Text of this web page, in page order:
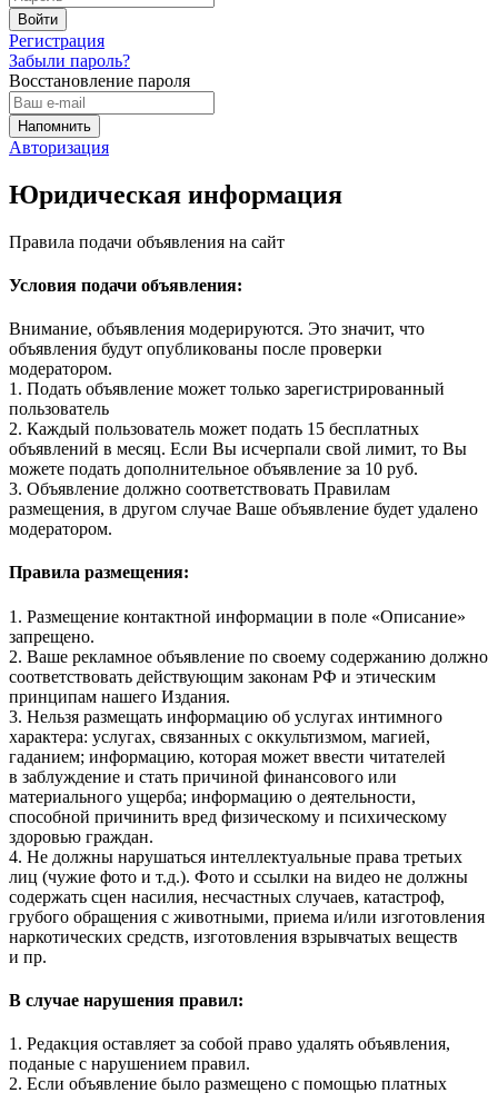
Регистрация
Забыли пароль?
Восстановление пароля
Авторизация
Юридическая информация
Правила подачи объявления на сайт
Условия подачи объявления:
Внимание, объявления модерируются. Это значит, что
объявления будут опубликованы после проверки
модератором.
1. Подать объявление может только зарегистрированный
пользователь
2. Каждый пользователь может подать 15 бесплатных
объявлений в месяц. Если Вы исчерпали свой лимит, то Вы
можете подать дополнительное объявление за 10 руб.
3. Объявление должно соответствовать Правилам
размещения, в другом случае Ваше объявление будет удалено
модератором.
Правила размещения:
1. Размещение контактной информации в поле «Описание»
запрещено.
2. Ваше рекламное объявление по своему содержанию должно
соответствовать действующим законам РФ и этическим
принципам нашего Издания.
3. Нельзя размещать информацию об услугах интимного
характера: услугах, связанных с оккультизмом, магией,
гаданием; информацию, которая может ввести читателей
в заблуждение и стать причиной финансового или
материального ущерба; информацию о деятельности,
способной причинить вред физическому и психическому
здоровью граждан.
4. Не должны нарушаться интеллектуальные права третьих
лиц (чужие фото и т.д.). Фото и ссылки на видео не должны
содержать сцен насилия, несчастных случаев, катастроф,
грубого обращения с животными, приема и/или изготовления
наркотических средств, изготовления взрывчатых веществ
и пр.
В случае нарушения правил:
1. Редакция оставляет за собой право удалять объявления,
поданые с нарушением правил.
2. Если объявление было размещено с помощью платных